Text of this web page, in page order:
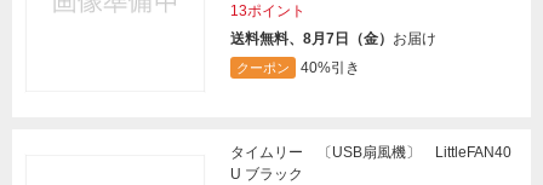
13ポイント
送料無料、8月7日（金） お届け
クーポン 40%引き
タイムリー 〔USB扇風機〕 LittleFAN40
U ブラック